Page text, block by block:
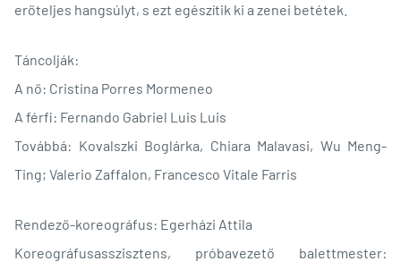
erőteljes hangsúlyt, s ezt egészítik ki a zenei betétek.
Táncolják:
A nő: Cristina Porres Mormeneo
A férfi: Fernando Gabriel Luis Luis
Továbbá: Kovalszki Boglárka, Chiara Malavasi, Wu Meng-
Ting; Valerio Zaffalon, Francesco Vitale Farris
Rendező-koreográfus: Egerházi Attila
Koreográfusasszisztens, próbavezető balettmester: